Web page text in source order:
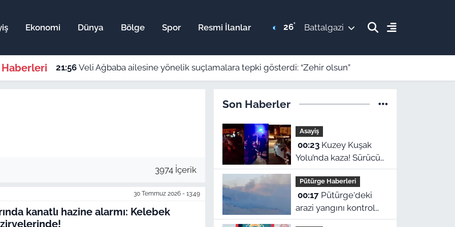
Ekonomi Dünya Bölge Spor Resmi İlanlar 26° Battalgazi
Haberleri 21:56 Veli Ağbaba ailesine yönelik suçlamalara tepki gösterdi: “Zehir olsun”
3974 İçerik
30 Temmuz 2026 - 13:49
kanatlı hazine alarmı: Kelebek
zirvelerinde!
Son Haberler
Asayiş
00:23Kuzey Kuşak
Yolu’nda kaza! Sürücü
hastaneye kaldırıldı
Pütürge Haberleri
00:17Pütürge'deki
arazi yangını kontrol
altına alındı! Vali